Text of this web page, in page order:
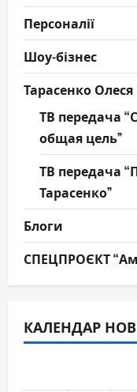
Персоналії
Шоу-бізнес
Тарасенко Олеся
ТВ передача
общая цель”
ТВ передача
Тарасенко”
Блоги
СПЕЦПРОЄКТ
КАЛЕНДАР